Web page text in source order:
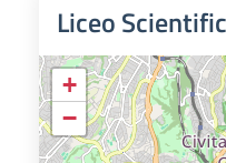
Liceo
+
−